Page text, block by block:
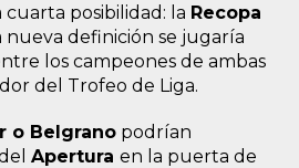
cuarta posibilidad: la Recopa
nueva definición se jugaría
los campeones de ambas
del Trofeo de Liga.
o Belgrano podrían
Apertura en la puerta de